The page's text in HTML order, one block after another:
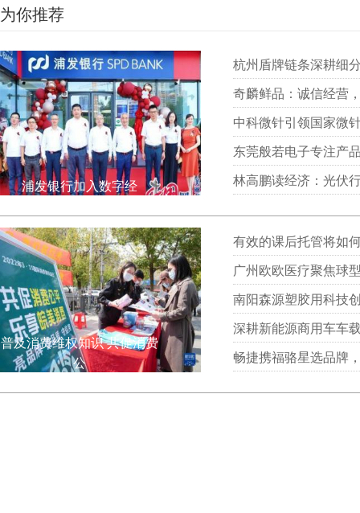
为你推荐
浦发银行加入数字经
杭州盾牌链条深耕细
奇麟鲜品：诚信经营
中科微针引领国家微
东莞般若电子专注产
林高鹏读经济：光伏
普及消费维权知识 共促消费
公
有效的课后托管将如
广州欧欧医疗聚焦球
南阳森源塑胶用科技
深耕新能源商用车车
畅捷携福骆星选品牌